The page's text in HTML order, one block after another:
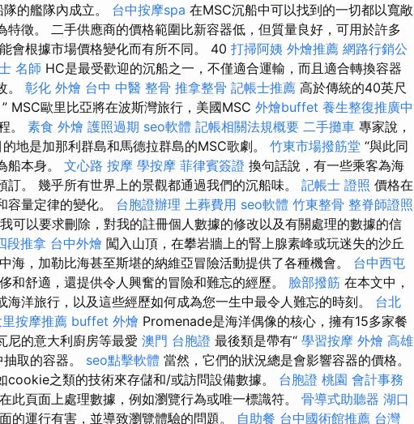
的艦隊內成立。 台中按摩spa 在MSC沉船中可以找到的一切都以寬敞
特徵。 二手供應商的價格範圍比新容器低，但質量良好，可用於許多
會根據市場價格變化而有所不同。 40 打掃阿姨 外燴推薦 網路行銷公
名師 HC是最受歡迎的沉船之一，不僅適合運輸，而且適合轉換容器
。 彰化 外燴 台中 中醫 整骨 推拿整骨 記帳士推薦 高於傳統的40英尺
MSC歐里比亞將在波斯灣旅行，美國MSC 外燴buffet 養生整復推廣中
。 素食 外燴 護照過期 seo軟體 記帳相關法規概要 二手攤車 專家說，
地是加那利群島和馬德拉群島的MSC歌劇。 竹東市場撥筋堂 “與此同
船本身。 文心路 按摩 學按摩 菲律賓簽證 換句話說，有一些乘客為海
訂。 幾乎所有世界上的景觀都通過我們的沉船味。 記帳士 證照 價格在
容量定律的變化。 台胞證辦理 土葬費用 seo軟體 竹東整骨 整脊師證照
可以要求刪除，對我的註冊個人數據的修改以及有關處理的數據的信
段推拿 台中外燴 闖入山頂，在攀岩牆上的腎上腺素峰或玩迷失的沙丘
海，加勒比海甚至斯堪的納維亞冒險活動提供了各種機會。 台中西屯
和舒適，還提供令人興奮的冒險和難忘的經歷。 臉部撥筋 在本文中，
洋旅行，以及這些經歷如何成為您一生中最令人難忘的時刻。 台北
里按摩推薦 buffet 外燴 Promenade是海洋偶像的核心，擁有15多家餐
尼的意大利廚房等最愛 澳門 台胞證 最後類是帶有“ 學習按摩 外燴 高雄
取的容器。 seo點擊軟體 當然，它們的狀況總是會影響容器的價格。
cookie之類的技術來存儲和/或訪問設備數據。 台胞證 桃園 會計事務
此頁面上處理數據，例如瀏覽行為或唯一標識符。 骨導式助聽器 湖口
的運行有害，並導致瀏覽體驗的問題。 自助餐 台中國術館推薦 台灣